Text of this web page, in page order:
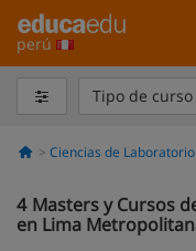
perú
Tipo de curso
Ciencias de
4 Masters y Cursos
en Lima